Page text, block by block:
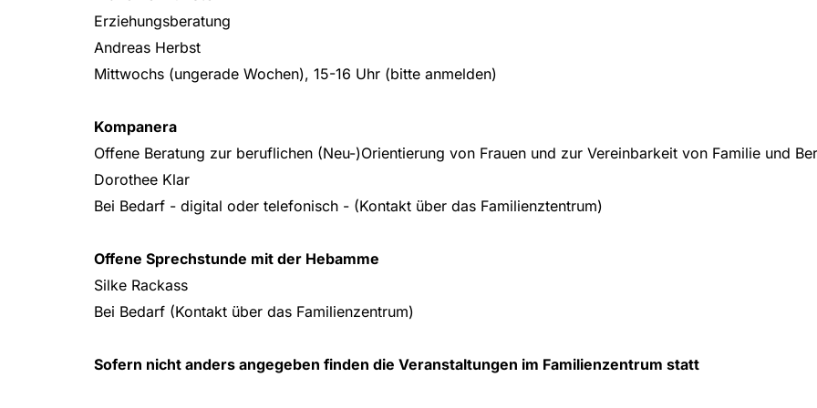
Erziehungsberatung
Andreas Herbst
Mittwochs (ungerade Wochen), 15-16 Uhr (bitte anmelden)
Kompanera
Offene Beratung zur beruflichen (Neu-)Orientierung von Frauen und zur Vereinbarkeit von Familie und
Dorothee Klar
Bei Bedarf - digital oder telefonisch - (Kontakt über das Familienztentrum)
Offene Sprechstunde mit der Hebamme
Silke Rackass
Bei Bedarf (Kontakt über das Familienzentrum)
Sofern nicht anders angegeben finden die Veranstaltungen im Familienzentrum statt